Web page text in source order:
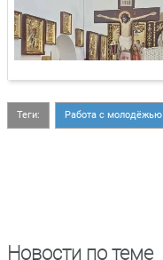
Теги: Работа с молодёжью
Новости по теме